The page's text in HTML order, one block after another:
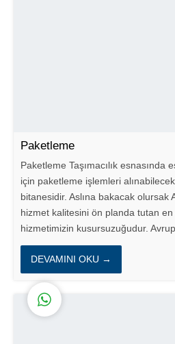
Paketleme
Paketleme Taşımacılık esnasında
için paketleme işlemleri
bitanesidir. Aslına bakacak olursak
hizmet kalitesini ön planda tutan
hizmetimizin kusursuzuğudur.
DEVAMINI OKU →